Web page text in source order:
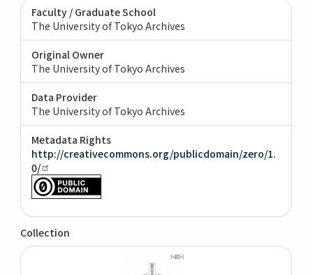
Faculty / Graduate School
The University of Tokyo Archives
Original Owner
The University of Tokyo Archives
Data Provider
The University of Tokyo Archives
Metadata Rights
http://creativecommons.org/publicdomain/zero/1.
0/
Collection